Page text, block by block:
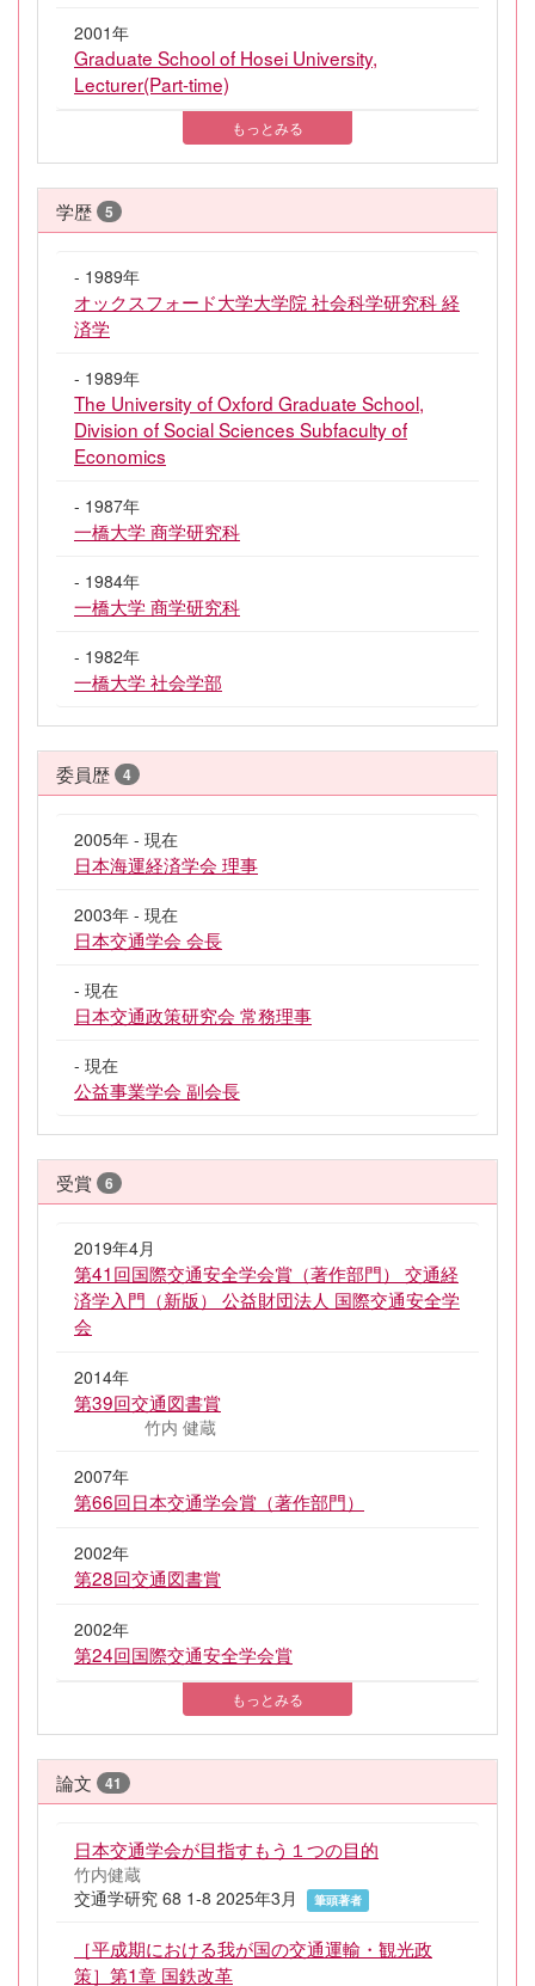
2001年
Graduate School of Hosei University,
Lecturer(Part-time)
もっとみる
学歴 5
- 1989年
オックスフォード大学大学院 社会科学研究科 経
済学
- 1989年
The University of Oxford Graduate School,
Division of Social Sciences Subfaculty of
Economics
- 1987年
一橋大学 商学研究科
- 1984年
一橋大学 商学研究科
- 1982年
一橋大学 社会学部
委員歴 4
2005年 - 現在
日本海運経済学会 理事
2003年 - 現在
日本交通学会 会長
- 現在
日本交通政策研究会 常務理事
- 現在
公益事業学会 副会長
受賞 6
2019年4月
第41回国際交通安全学会賞（著作部門） 交通経
済学入門（新版） 公益財団法人 国際交通安全学
会
2014年
第39回交通図書賞
竹内 健蔵
2007年
第66回日本交通学会賞（著作部門）
2002年
第28回交通図書賞
2002年
第24回国際交通安全学会賞
もっとみる
論文 41
日本交通学会が目指すもう１つの目的
竹内健蔵
交通学研究 68 1-8 2025年3月
筆頭著者
［平成期における我が国の交通運輸・観光政
策］第1章 国鉄改革